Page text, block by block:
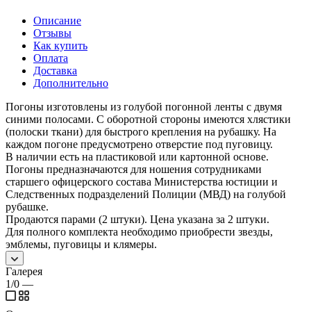
Описание
Отзывы
Как купить
Оплата
Доставка
Дополнительно
Погоны изготовлены из голубой погонной ленты с двумя
синими полосами. С оборотной стороны имеются хлястики
(полоски ткани) для быстрого крепления на рубашку. На
каждом погоне предусмотрено отверстие под пуговицу.
В наличии есть на пластиковой или картонной основе.
Погоны предназначаются для ношения сотрудниками
старшего офицерского состава Министерства юстиции и
Следственных подразделений Полиции (МВД) на голубой
рубашке.
Продаются парами (2 штуки). Цена указана за 2 штуки.
Для полного комплекта необходимо приобрести звезды,
эмблемы, пуговицы и клямеры.
Галерея
1/0 —